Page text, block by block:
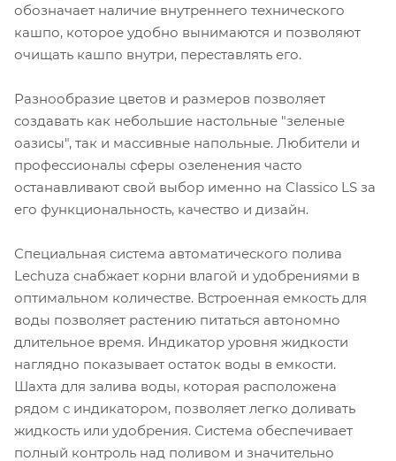
обозначает наличие внутреннего технического
кашпо, которое удобно вынимаются и позволяют
очищать кашпо внутри, переставлять его.
Разнообразие цветов и размеров позволяет
создавать как небольшие настольные "зеленые
оазисы", так и массивные напольные. Любители и
профессионалы сферы озеленения часто
останавливают свой выбор именно на Classico LS за
его функциональность, качество и дизайн.
Специальная система автоматического полива
Lechuza снабжает корни влагой и удобрениями в
оптимальном количестве. Встроенная емкость для
воды позволяет растению питаться автономно
длительное время. Индикатор уровня жидкости
наглядно показывает остаток воды в емкости.
Шахта для залива воды, которая расположена
рядом с индикатором, позволяет легко доливать
жидкость или удобрения. Система обеспечивает
полный контроль над поливом и значительно